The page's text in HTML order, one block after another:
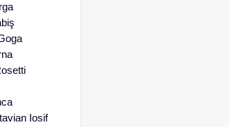
Iosif